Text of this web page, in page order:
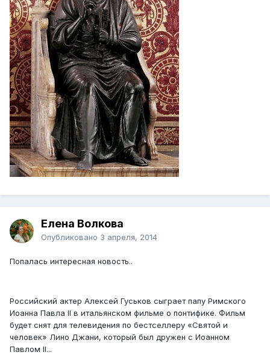
Елена Волкова
Опубликовано 3 апреля, 2014
Попалась интересная новость..
Российский актер Алексей Гуськов сыграет папу Римского
Иоанна Павла II в итальянском фильме о понтифике. Фильм
будет снят для телевидения по бестселлеру «Святой и
человек» Лино Джани, который был дружен с Иоанном
Павлом II...